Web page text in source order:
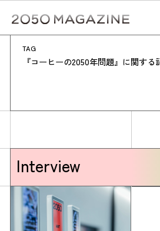
content
TAG
『コーヒーの2050年問題』に関する
Interview